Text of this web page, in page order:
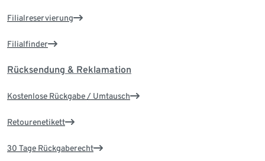
Filialreservierung
Filialfinder
Rücksendung & Reklamation
Kostenlose Rückgabe / Umtausch
Retourenetikett
30 Tage Rückgaberecht